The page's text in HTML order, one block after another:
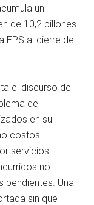
un
de 10,2 billones
EPS al cierre de
el discurso de
de
en su
costos
servicios
no
pendientes. Una
sin que